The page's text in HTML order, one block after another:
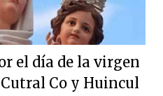
el día de la virgen
Co y Huincul